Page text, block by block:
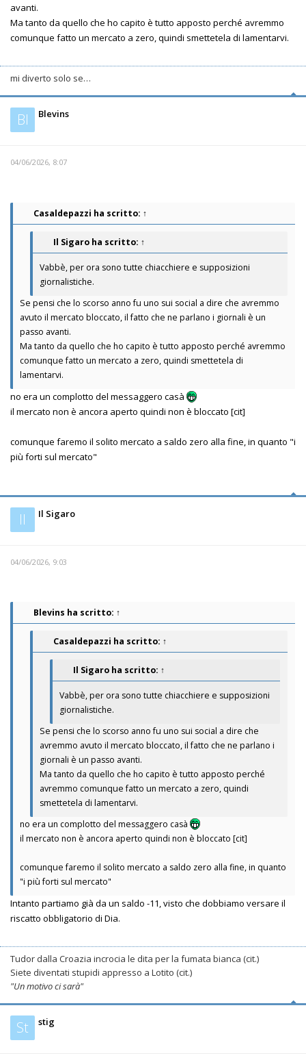
avanti.
Ma tanto da quello che ho capito è tutto apposto perché avremmo
comunque fatto un mercato a zero, quindi smettetela di lamentarvi.
mi diverto solo se…
Bl Blevins
04/06/2026, 8:07
Casaldepazzi ha scritto: ↑
Il Sigaro ha scritto: ↑
Vabbè, per ora sono tutte chiacchiere e supposizioni
giornalistiche.
Se pensi che lo scorso anno fu uno sui social a dire che avremmo
avuto il mercato bloccato, il fatto che ne parlano i giornali è un
passo avanti.
Ma tanto da quello che ho capito è tutto apposto perché avremmo
comunque fatto un mercato a zero, quindi smettetela di
lamentarvi.
no era un complotto del messaggero casà
il mercato non è ancora aperto quindi non è bloccato [cit]
comunque faremo il solito mercato a saldo zero alla fine, in quanto "i
più forti sul mercato"
Il Il Sigaro
04/06/2026, 9:03
Blevins ha scritto: ↑
Casaldepazzi ha scritto: ↑
Il Sigaro ha scritto: ↑
Vabbè, per ora sono tutte chiacchiere e supposizioni
giornalistiche.
Se pensi che lo scorso anno fu uno sui social a dire che
avremmo avuto il mercato bloccato, il fatto che ne parlano i
giornali è un passo avanti.
Ma tanto da quello che ho capito è tutto apposto perché
avremmo comunque fatto un mercato a zero, quindi
smettetela di lamentarvi.
no era un complotto del messaggero casà
il mercato non è ancora aperto quindi non è bloccato [cit]
comunque faremo il solito mercato a saldo zero alla fine, in quanto
"i più forti sul mercato"
Intanto partiamo già da un saldo -11, visto che dobbiamo versare il
riscatto obbligatorio di Dia.
Tudor dalla Croazia incrocia le dita per la fumata bianca (cit.)
Siete diventati stupidi appresso a Lotito (cit.)
"Un motivo ci sarà"
St stig